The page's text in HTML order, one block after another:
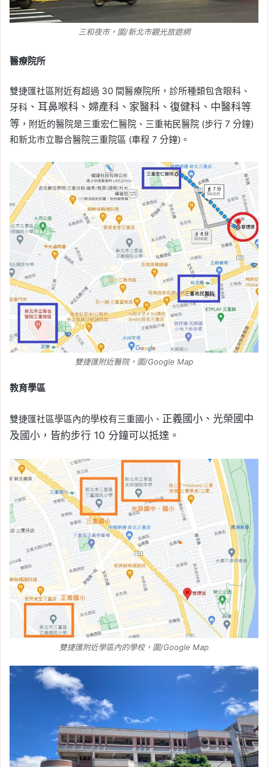
三和夜市，圖/新北市觀光旅遊網
醫療院所
雙捷匯社區附近有超過 30 間醫療院所，診所種類包含眼科、
牙科 、耳鼻喉科、 婦產科、家醫科、復健科、中醫科等
等 ，附近的醫院是三重宏仁醫院、三重祐民醫院 (步行 7 分鐘)
和新北市立聯合醫院三重院區 (車程 7 分鐘)。
雙捷匯附近醫院，圖/Google Map
教育學區
雙捷匯社區學區內的學校有三重國小、 正義國小、 光榮國中
及國小，皆約步行 10 分鐘可以抵達。
雙捷匯附近學區內的學校，圖/Google Map